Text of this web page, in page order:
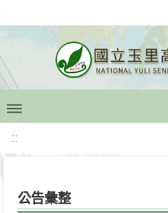
:::
公告彙整